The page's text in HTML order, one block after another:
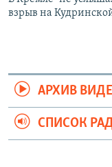
взрыв на
АРХИВ
СПИСОК